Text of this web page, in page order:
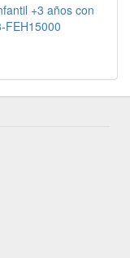
+3 años con
FEH15000